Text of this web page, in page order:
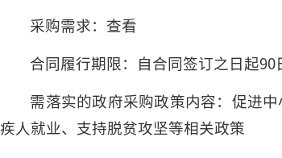
采购需求：查看
合同履行期限：自合同签订之日起90
需落实的政府采购政策内容：促进
疾人就业、支持脱贫攻坚等相关政策